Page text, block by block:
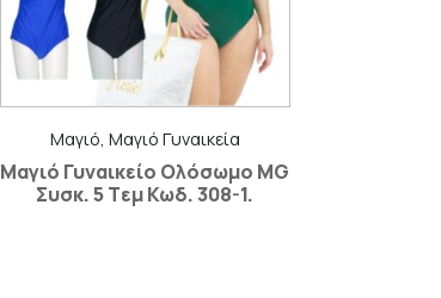
Μαγιό, Μαγιό Γυναικεία
Μαγιό Γυναικείο Ολόσωμο MG
Συσκ. 5 Tεμ Κωδ. 308-1.